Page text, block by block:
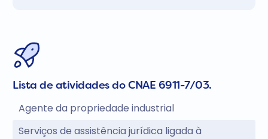
Lista de atividades do CNAE 6911-7/03.
Agente da propriedade industrial
Serviços de assistência jurídica ligada à